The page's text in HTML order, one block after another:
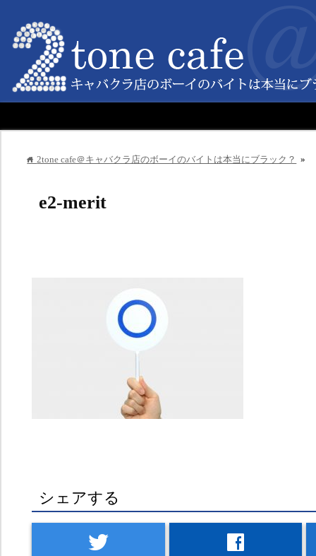
home2tone cafe＠キャバクラ店のボーイのバイトは本当にブラック？ »
e2-merit
シェアする
twitter facebook